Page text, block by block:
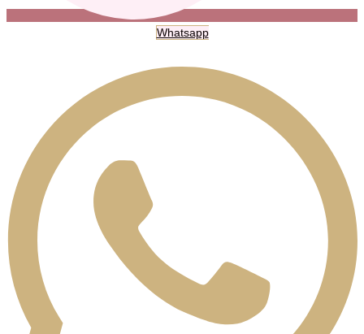
Whatsapp